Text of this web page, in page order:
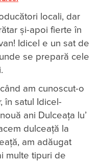
locali, dar
și-apoi fierte în
Idicel e un sat de
se prepară cele
am cunoscut-o
în satul Idicel-
ani Dulceața lu’
dulceață la
am adăugat
multe tipuri de